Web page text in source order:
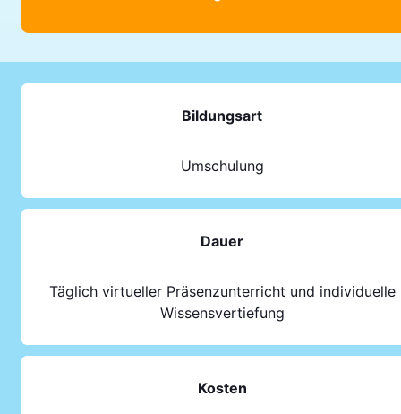
Bildungsart
Umschulung
Dauer
Täglich virtueller Präsenzunterricht und individuelle
Wissensvertiefung
Kosten